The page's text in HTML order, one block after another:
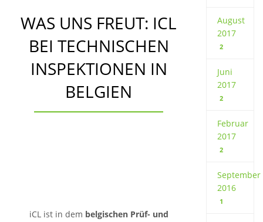
WAS UNS FREUT: ICL
BEI TECHNISCHEN
INSPEKTIONEN IN
BELGIEN
iCL ist in dem belgischen Prüf- und
August
2017
2
Juni
2017
2
Februar
2017
2
September
2016
1